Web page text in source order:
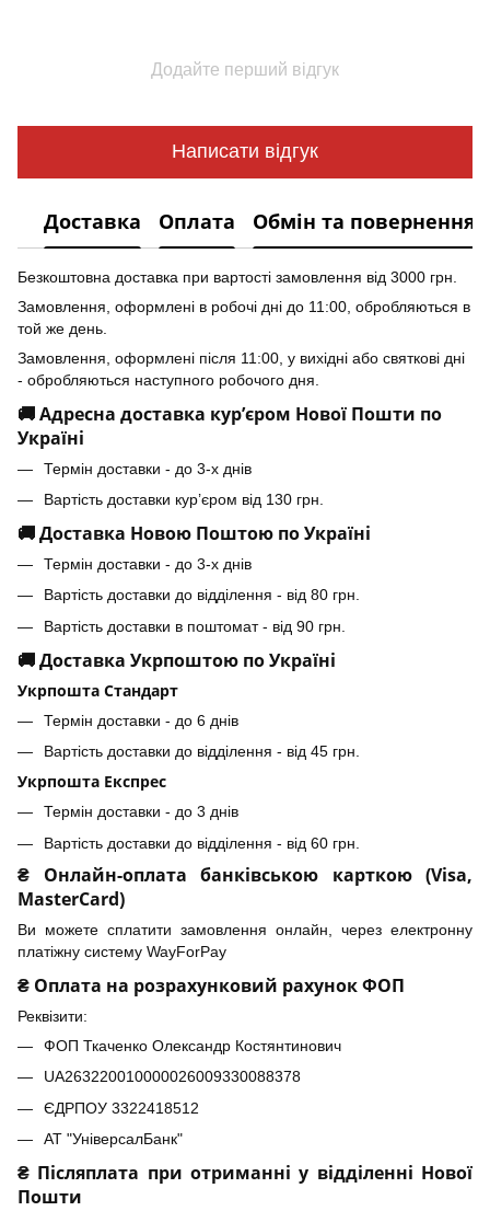
Додайте перший відгук
Написати відгук
Доставка Оплата Обмін та повернення
Безкоштовна доставка при вартості замовлення від 3000 грн.
Замовлення, оформлені в робочі дні до 11:00, обробляються в
той же день.
Замовлення, оформлені після 11:00, у вихідні або святкові дні
- обробляються наступного робочого дня.
🚚 Адресна доставка кур’єром Нової Пошти по
Україні
Термін доставки - до 3-х днів
Вартість доставки кур’єром від 130 грн.
🚚 Доставка Новою Поштою по Україні
Термін доставки - до 3-х днів
Вартість доставки до відділення - від 80 грн.
Вартість доставки в поштомат - від 90 грн.
🚚 Доставка Укрпоштою по Україні
Укрпошта Стандарт
Термін доставки - до 6 днів
Вартість доставки до відділення - від 45 грн.
Укрпошта Експрес
Термін доставки - до 3 днів
Вартість доставки до відділення - від 60 грн.
₴ Онлайн-оплата банківською карткою (Visa,
MasterCard)
Ви можете сплатити замовлення онлайн, через електронну
платіжну систему WayForPay
₴ Оплата на розрахунковий рахунок ФОП
Реквізити:
ФОП Ткаченко Олександр Костянтинович
UA263220010000026009330088378
ЄДРПОУ 3322418512
АТ "УніверсалБанк"
₴ Післяплата при отриманні у відділенні Нової
Пошти